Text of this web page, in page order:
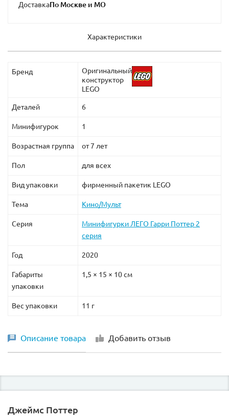
Доставка
Характеристики
Бренд
Оригинальный
конструктор
LEGO
Деталей 6
Минифигурок 1
Возрастная группа от 7 лет
Пол для всех
Вид упаковки фирменный пакетик LEGO
Тема Кино/Мульт
Серия
Минифигурки ЛЕГО Гарри Поттер 2
серия
Год 2020
Габариты
упаковки
1,5 × 15 × 10 см
Вес упаковки 11 г
Описание товара Добавить отзыв
Джеймс Поттер